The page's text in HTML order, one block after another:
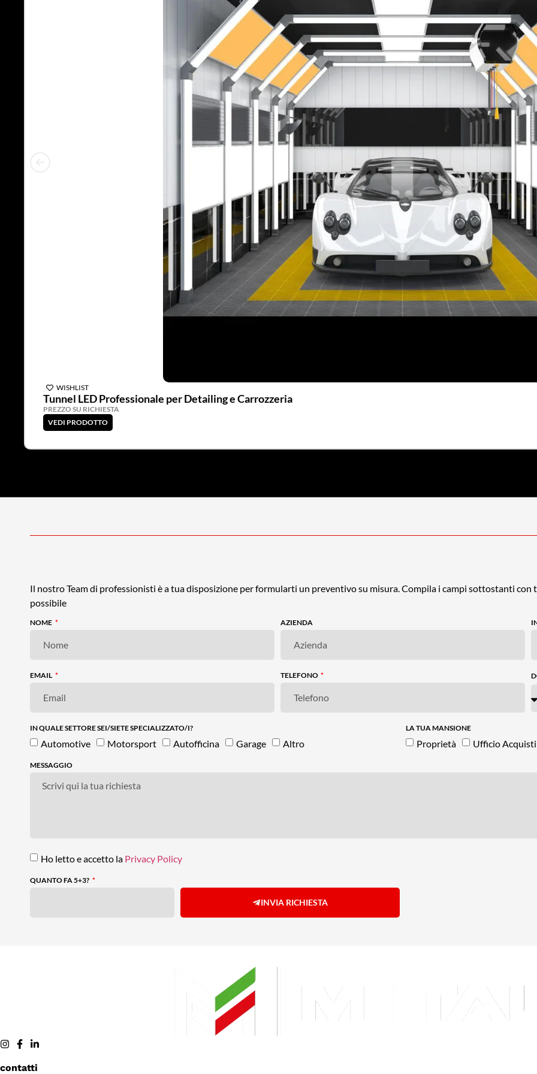
WISHLIST
Tunnel LED Professionale per Detailing e Carrozzeria
PREZZO SU RICHIESTA
VEDI PRODOTTO
Il nostro Team di professionisti è a tua disposizione per formularti un preventivo su misura. Compila i campi sottostanti
possibile
NOME AZIENDA
EMAIL TELEFONO
IN QUALE SETTORE SEI/SIETE SPECIALIZZATO/I?
Automotive Motorsport Autofficina Garage Altro
LA TUA MANSIONE
Proprietà Ufficio Acquisti
MESSAGGIO
Ho letto e accetto la Privacy Policy
QUANTO FA 5+3?
INVIA RICHIESTA
contatti